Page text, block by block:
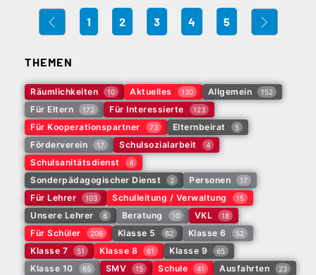
1 2 3 4 5
THEMEN
Räumlichkeiten 10 Aktuelles 130 Allgemein 152
Für Eltern 172 Für Interessierte 123
Für Kooperationspartner 73 Elternbeirat 5
Förderverein 17 Schulsozialarbeit 4
Schulsanitätsdienst 4
Sonderpädagogischer Dienst 2 Personen 17
Für Lehrer 103 Schulleitung / Verwaltung 15
Unsere Lehrer 6 Beratung 10 VKL 18
Für Schüler 206 Klasse 5 62 Klasse 6 52
Klasse 7 51 Klasse 8 61 Klasse 9 65
Klasse 10 65 SMV 15 Schule 41 Ausfahrten 23